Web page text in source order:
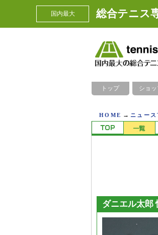
国内最大 総合テニス
トップ ショッ
HOME → ニュー
ダニエル太郎